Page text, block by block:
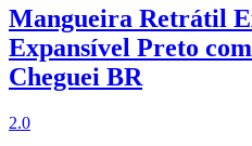
Mangueira Retrátil
Expansível Preto
Cheguei BR
2.0